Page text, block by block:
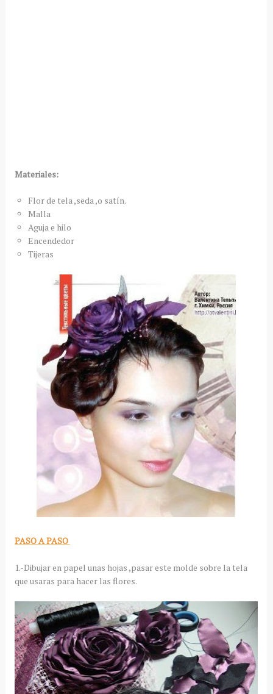
Materiales:
Flor de tela ,seda ,o satín.
Malla
Aguja e hilo
Encendedor
Tijeras
PASO A PASO
1.-Dibujar en papel unas hojas ,pasar este molde sobre la tela
que usaras para hacer las flores.